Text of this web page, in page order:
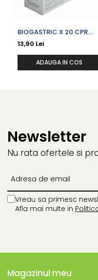
BIOGASTRIC X 20 CPR.
MASTICABILE
13,90 Lei
ADAUGA IN COS
Newsletter
Nu rata ofertele si
Vreau sa primesc
Afla mai multe in
Magazinul meu